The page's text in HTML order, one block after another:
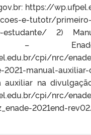
https://
e-tutotr/
estudante/ 2)
–
cpi/nrc/
manual-
auxiliar na
cpi/nrc/
2021end-